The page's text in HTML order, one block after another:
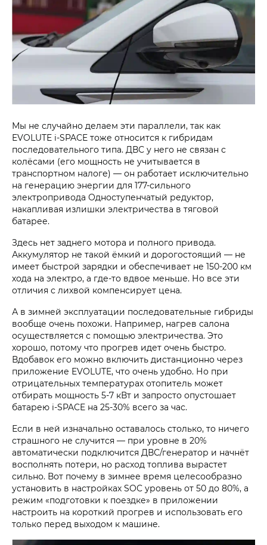
Мы не случайно делаем эти параллели, так как
EVOLUTE i‑SPACE тоже относится к гибридам
последовательного типа. ДВС у него не связан с
колёсами (его мощность не учитывается в
транспортном налоге) — он работает исключительно
на генерацию энергии для 177-сильного
электропривода Одноступенчатый редуктор,
накапливая излишки электричества в тяговой
батарее.
Здесь нет заднего мотора и полного привода.
Аккумулятор не такой ёмкий и дорогостоящий — не
имеет быстрой зарядки и обеспечивает не 150-200 км
хода на электро, а где-то вдвое меньше. Но все эти
отличия с лихвой компенсирует цена.
А в зимней эксплуатации последовательные гибриды
вообще очень похожи. Например, нагрев салона
осуществляется с помощью электричества. Это
хорошо, потому что прогрев идет очень быстро.
Вдобавок его можно включить дистанционно через
приложение EVOLUTE, что очень удобно. Но при
отрицательных температурах отопитель может
отбирать мощность 5-7 кВт и запросто опустошает
батарею i‑SPACE на 25-30% всего за час.
Если в ней изначально оставалось столько, то ничего
страшного не случится — при уровне в 20%
автоматически подключится ДВС/генератор и начнёт
восполнять потери, но расход топлива вырастет
сильно. Вот почему в зимнее время целесообразно
установить в настройках SOC уровень от 50 до 80%, а
режим «подготовки к поездке» в приложении
настроить на короткий прогрев и использовать его
только перед выходом к машине.